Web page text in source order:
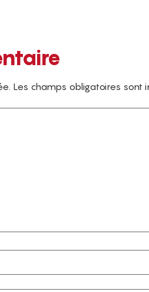
Les champs obligatoires sont